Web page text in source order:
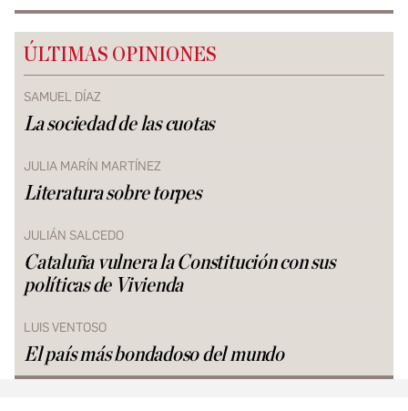
ÚLTIMAS OPINIONES
SAMUEL DÍAZ
La sociedad de las cuotas
JULIA MARÍN MARTÍNEZ
Literatura sobre torpes
JULIÁN SALCEDO
Cataluña vulnera la Constitución con sus
políticas de Vivienda
LUIS VENTOSO
El país más bondadoso del mundo